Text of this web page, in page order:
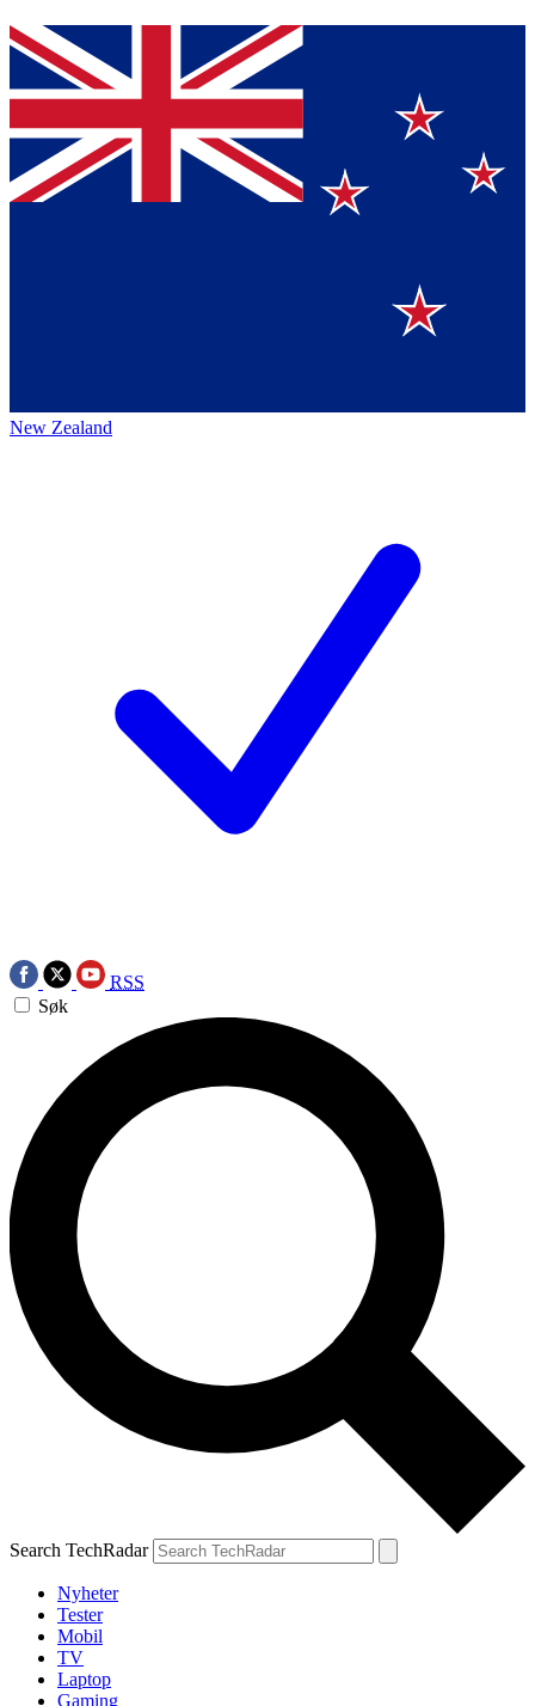
New Zealand
RSS
Søk
Search TechRadar
Nyheter
Tester
Mobil
TV
Laptop
Gaming